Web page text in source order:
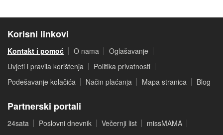
Korisni linkovi
Kontakt i pomoć O nama
Oglašavanje
Uvjeti i pravila korištenja
Politika privatnosti
Podešavanje kolačića
Način plaćanja Mapa stranica Blog
Partnerski portali
24sata Poslovni dnevnik Večernji list
missMAMA